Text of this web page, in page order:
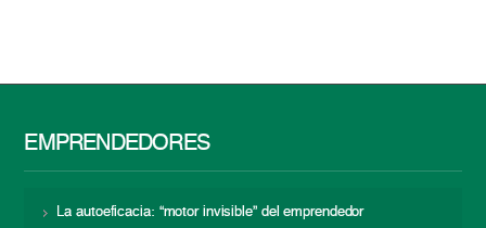
EMPRENDEDORES
La autoeficacia: “motor invisible” del emprendedor